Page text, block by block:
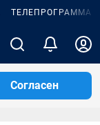
ТЕЛЕПРОГРАММА
Согласен